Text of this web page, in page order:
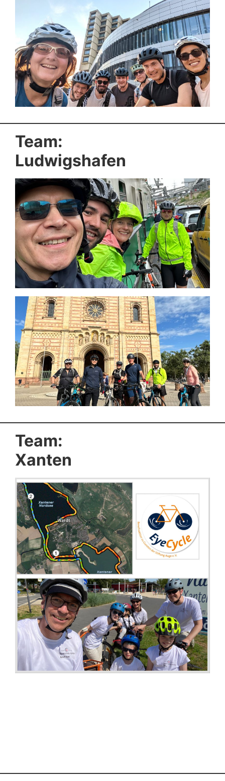
Team:
Ludwigshafen
Team:
Xanten